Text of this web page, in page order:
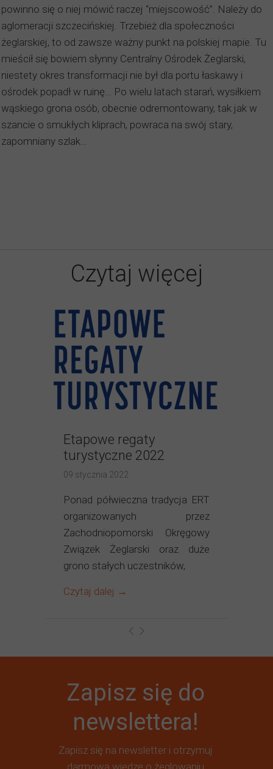
Zapisz się do
newslettera!
Zapisz się na newsletter i otrzymuj
darmową wiedzę o żeglowaniu
powinno się o niej mówić raczej “miejscowość”. Należy do
aglomeracji szczecińskiej. Trzebież dla społeczności
żeglarskiej, to od zawsze ważny punkt na polskiej mapie. Tu
mieścił się bowiem słynny Centralny Ośrodek Żeglarski,
niestety okres transformacji nie był dla portu łaskawy i
ośrodek popadł w ruinę… Po wielu latach starań, wysiłkiem
wąskiego grona osób, obecnie odremontowany, tak jak w
szancie o smukłych kliprach, powraca na swój stary,
zapomniany szlak…
Czytaj więcej
Etapowe regaty
turystyczne 2022
09 stycznia 2022
Ponad półwieczna tradycja ERT
organizowanych przez
Zachodniopomorski Okręgowy
Związek Żeglarski oraz duże
grono stałych uczestników,
Czytaj dalej →